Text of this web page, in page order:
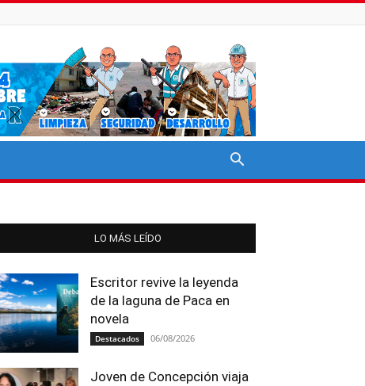
LO MÁS LEÍDO
Escritor revive la leyenda
de la laguna de Paca en
novela
Destacados 06/08/2026
Joven de Concepción viaja